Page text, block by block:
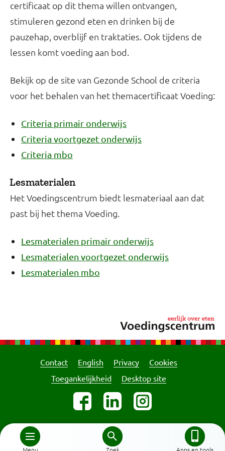
certificaat op dit thema willen ontvangen,
stimuleren gezond eten en drinken bij de
pauzehap, overblijf en traktaties. Ook tijdens de
lessen komt voeding aan bod.
Bekijk op de site van Gezonde School de criteria
voor het behalen van het themacertificaat Voeding:
Criteria primair onderwijs
Criteria voortgezet onderwijs
Criteria mbo
Lesmaterialen
Het Voedingscentrum biedt lesmateriaal aan dat
past bij het thema Voeding.
Lesmaterialen primair onderwijs
Lesmaterialen voortgezet onderwijs
Lesmaterialen mbo
Contact English Privacy
Cookies
Toegankelijkheid
Desktop site